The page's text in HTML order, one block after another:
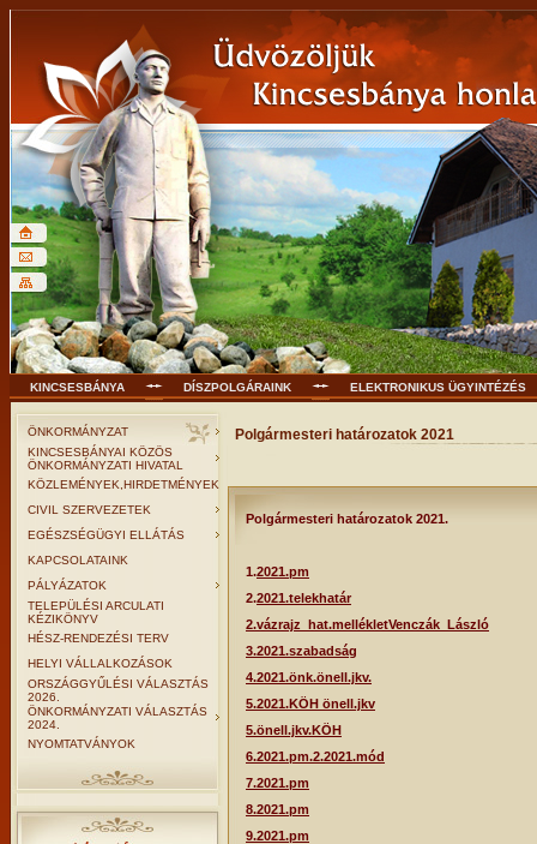
KINCSESBÁNYA DÍSZPOLGÁRAINK ELEKTRONIKUS ÜGYINTÉZÉS
ÖNKORMÁNYZAT
KINCSESBÁNYAI KÖZÖS
ÖNKORMÁNYZATI HIVATAL
KÖZLEMÉNYEK,HIRDETMÉNYEK
CIVIL SZERVEZETEK
EGÉSZSÉGÜGYI ELLÁTÁS
KAPCSOLATAINK
PÁLYÁZATOK
TELEPÜLÉSI ARCULATI
KÉZIKÖNYV
HÉSZ-RENDEZÉSI TERV
HELYI VÁLLALKOZÁSOK
ORSZÁGGYŰLÉSI VÁLASZTÁS
2026.
ÖNKORMÁNYZATI VÁLASZTÁS
2024.
NYOMTATVÁNYOK
Polgármesteri határozatok 2021
Polgármesteri határozatok 2021.
1.2021.pm
2.2021.telekhatár
2.vázrajz_hat.mellékletVenczák_László
3.2021.szabadság
4.2021.önk.önell.jkv.
5.2021.KÖH önell.jkv
5.önell.jkv.KÖH
6.2021.pm.2.2021.mód
7.2021.pm
8.2021.pm
9.2021.pm